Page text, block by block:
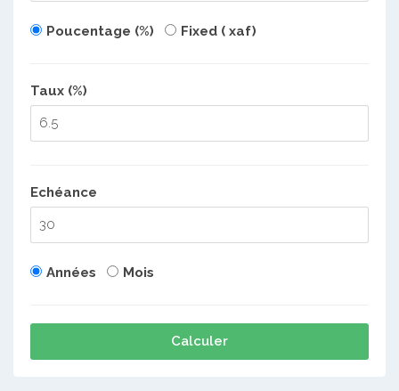
Poucentage (%) Fixed ( xaf)
Taux (%)
Echéance
Années Mois
Calculer